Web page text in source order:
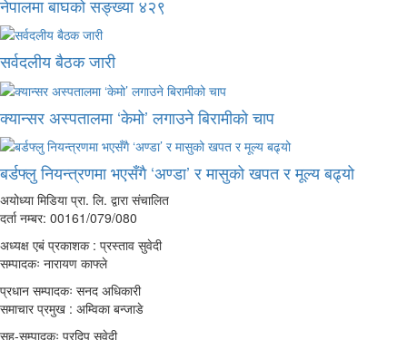
नेपालमा बाघको सङ्ख्या ४२९
सर्वदलीय बैठक जारी
क्यान्सर अस्पतालमा ‘केमो’ लगाउने बिरामीको चाप
बर्डफ्लु नियन्त्रणमा भएसँगै ‘अण्डा’ र मासुको खपत र मूल्य बढ्यो
अयोध्या मिडिया प्रा. लि. द्वारा संचालित
दर्ता नम्बर: 00161/079/080
अध्यक्ष एबं प्रकाशक : प्रस्ताव सुवेदी
सम्पादकः नारायण काफ्ले
प्रधान सम्पादकः सनद अधिकारी
समाचार प्रमुख : अम्विका बन्जाडे
सह-सम्पादकः प्रदिप सुवेदी